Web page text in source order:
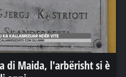
di Maida, l'arbërisht si è